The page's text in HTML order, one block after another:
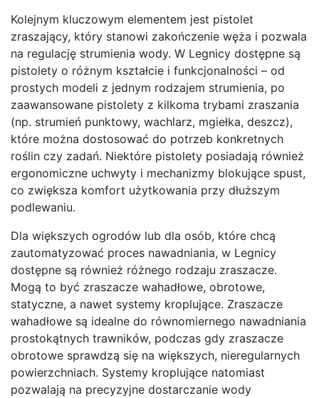
Kolejnym kluczowym elementem jest pistolet
zraszający, który stanowi zakończenie węża i pozwala
na regulację strumienia wody. W Legnicy dostępne są
pistolety o różnym kształcie i funkcjonalności – od
prostych modeli z jednym rodzajem strumienia, po
zaawansowane pistolety z kilkoma trybami zraszania
(np. strumień punktowy, wachlarz, mgiełka, deszcz),
które można dostosować do potrzeb konkretnych
roślin czy zadań. Niektóre pistolety posiadają również
ergonomiczne uchwyty i mechanizmy blokujące spust,
co zwiększa komfort użytkowania przy dłuższym
podlewaniu.
Dla większych ogrodów lub dla osób, które chcą
zautomatyzować proces nawadniania, w Legnicy
dostępne są również różnego rodzaju zraszacze.
Mogą to być zraszacze wahadłowe, obrotowe,
statyczne, a nawet systemy kroplujące. Zraszacze
wahadłowe są idealne do równomiernego nawadniania
prostokątnych trawników, podczas gdy zraszacze
obrotowe sprawdzą się na większych, nieregularnych
powierzchniach. Systemy kroplujące natomiast
pozwalają na precyzyjne dostarczanie wody